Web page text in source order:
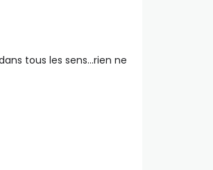
tous les sens…rien ne